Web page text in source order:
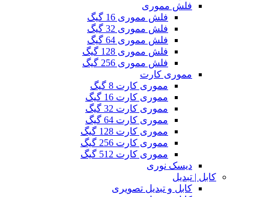
فلش مموری
فلش مموری 16 گیگ
فلش مموری 32 گیگ
فلش مموری 64 گیگ
فلش مموری 128 گیگ
فلش مموری 256 گیگ
مموری کارت
مموری کارت 8 گیگ
مموری کارت 16 گیگ
مموری کارت 32 گیگ
مموری کارت 64 گیگ
مموری کارت 128 گیگ
مموری کارت 256 گیگ
مموری کارت 512 گیگ
دیسک نوری
کابل | تبدیل
کابل و تبدیل تصویری